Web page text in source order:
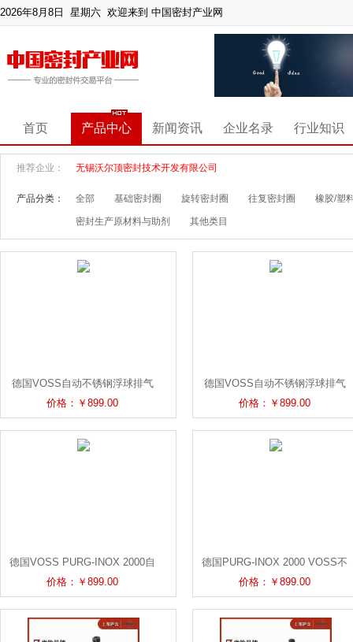
2026年8月8日 星期六 欢迎来到 中国密封产业网
首页 产品中心 新闻资讯 企业名录 行业知识
推荐企业： 无锡沃尔顶密封技术开发有限公司
产品分类： 全部 基础密封圈 旋转密封圈 往复密封圈 橡胶/塑
密封生产原材料与助剂 其他类目
德国VOSS自动不锈钢浮球排气
阀PURG-INOX 2000
价格：￥899.00
德国VOSS自动不锈钢浮球排气
阀PURG-INOX 2000
价格：￥899.00
德国VOSS PURG-INOX 2000自
动浮子排气阀
价格：￥899.00
德国PURG-INOX 2000 VOSS不
锈钢V4A自动浮球排气阀
价格：￥899.00